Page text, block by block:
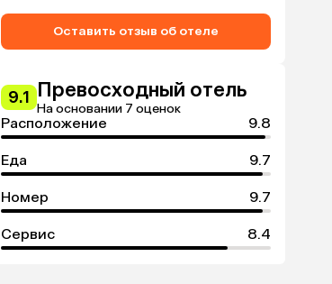
Оставить отзыв об отеле
9.1 Превосходный отель
На основании 7 оценок
Расположение 9.8
Еда 9.7
Номер 9.7
Сервис 8.4